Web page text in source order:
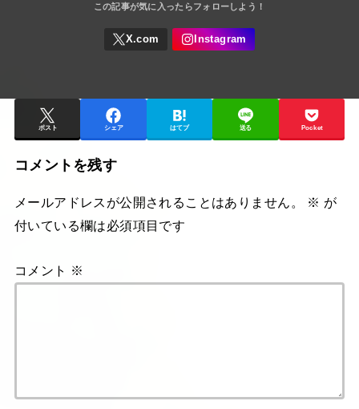
ポスト シェア はてブ 送る Pocket
コメントを残す
メールアドレスが公開されることはありません。 ※ が
付いている欄は必須項目です
コメント ※